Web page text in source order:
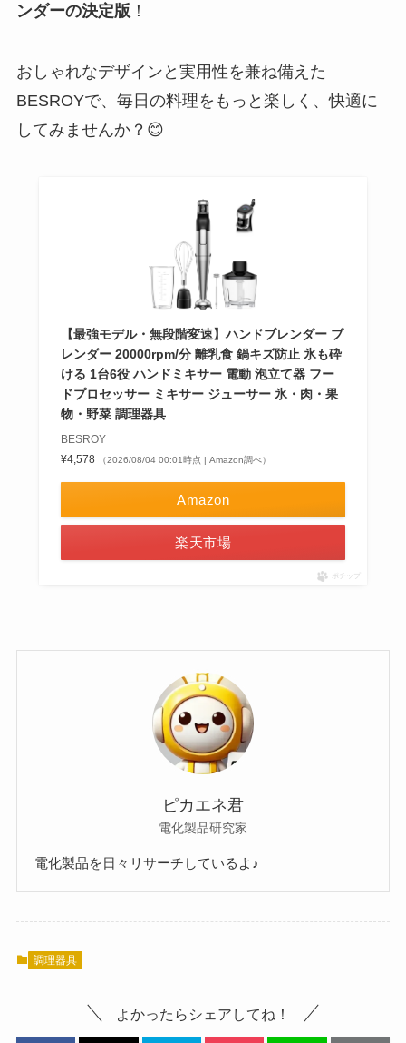
ンダーの決定版 ！
おしゃれなデザインと実用性を兼ね備えた
BESROYで、毎日の料理をもっと楽しく、快適に
してみませんか？😊
【最強モデル・無段階変速】ハンドブレンダー ブ
レンダー 20000rpm/分 離乳食 鍋キズ防止 氷も砕
ける 1台6役 ハンドミキサー 電動 泡立て器 フー
ドプロセッサー ミキサー ジューサー 氷・肉・果
物・野菜 調理器具
BESROY
¥4,578
（2026/08/04 00:01時点 | Amazon調べ）
Amazon
楽天市場
ポチップ
ピカエネ君
電化製品研究家
電化製品を日々リサーチしているよ♪
調理器具
よかったらシェアしてね！